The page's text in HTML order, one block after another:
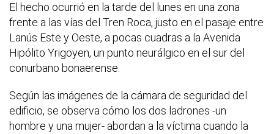
El hecho ocurrió en la tarde del lunes en una zona
frente a las vías del Tren Roca, justo en el pasaje entre
Lanús Este y Oeste, a pocas cuadras a la Avenida
Hipólito Yrigoyen, un punto neurálgico en el sur del
conurbano bonaerense.
Según las imágenes de la cámara de seguridad del
edificio, se observa cómo los dos ladrones -un
hombre y una mujer- abordan a la víctima cuando la